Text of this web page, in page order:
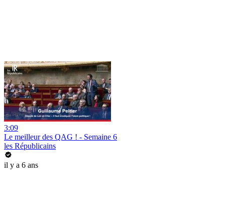
3:09
Le meilleur des QAG ! - Semaine 6
les Républicains
il y a 6 ans